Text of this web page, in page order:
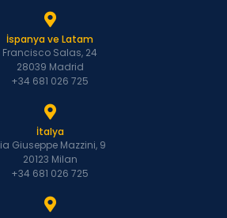
İspanya ve Latam
Francisco Salas, 24
28039 Madrid
+34 681 026 725
İtalya
Giuseppe Mazzini, 9
20123 Milan
+34 681 026 725